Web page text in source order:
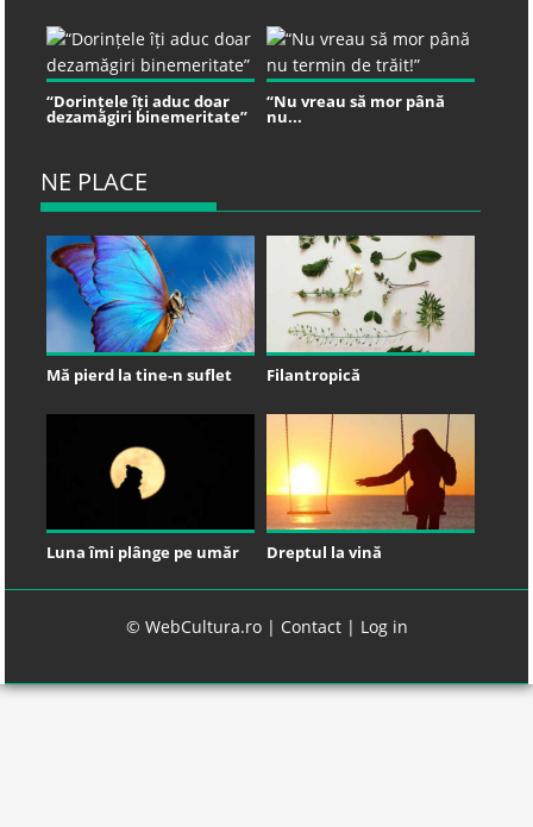
“Dorințele îți aduc doar
dezamăgiri binemeritate”
“Nu vreau să mor până
nu...
NE PLACE
Mă pierd la tine-n suflet Filantropică
Luna îmi plânge pe umăr Dreptul la vină
© WebCultura.ro | Contact| Log in